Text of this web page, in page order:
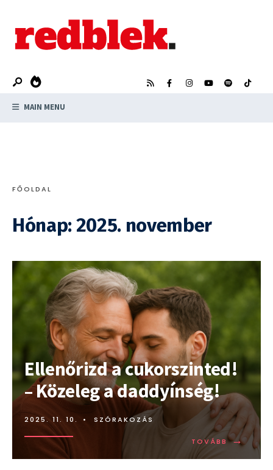
content
MAIN MENU
FŐOLDAL
Hónap:2025. november
Ellenőrizd a cukorszinted!
– Közeleg a daddyínség!
2025. 11. 10. • SZÓRAKOZÁS
TOVÁBB →
TOVÁBB: